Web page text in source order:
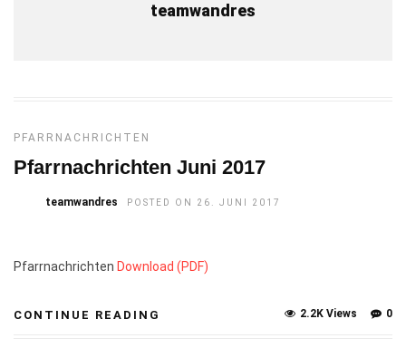
teamwandres
PFARRNACHRICHTEN
Pfarrnachrichten Juni 2017
teamwandres POSTED ON 26. JUNI 2017
Pfarrnachrichten Download (PDF)
CONTINUE READING 0
2.2K Views